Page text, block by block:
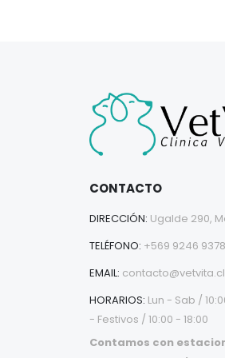
CONTACTO
DIRECCIÓN: Ugalde 290,
TELÉFONO: +569 9246 9378
EMAIL: contacto@vetvita.cl
HORARIOS: Lun - Sab /
- Festivos / 10:00 - 18:00
Contamos con